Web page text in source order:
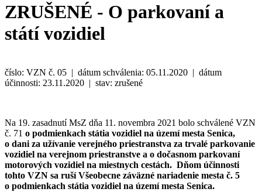
ZRUŠENÉ - O parkovaní a
státí vozidiel
číslo: VZN č. 05 | dátum schválenia: 05.11.2020 | dátum
účinnosti: 23.11.2020 | stav: zrušené
Na 19. zasadnutí MsZ dňa 11. novembra 2021 bolo schválené VZN
č. 71 o podmienkach státia vozidiel na území mesta Senica,
o dani za užívanie verejného priestranstva za trvalé parkovanie
vozidiel na verejnom priestranstve a o dočasnom parkovaní
motorových vozidiel na miestnych cestách. Dňom účinnosti
tohto VZN sa ruší Všeobecne záväzné nariadenie mesta č. 5
o podmienkach státia vozidiel na území mesta Senica.